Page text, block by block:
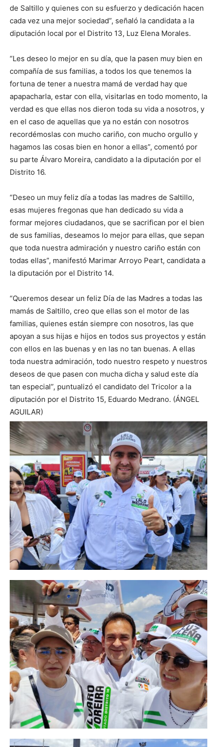
de Saltillo y quienes con su esfuerzo y dedicación hacen
cada vez una mejor sociedad”, señaló la candidata a la
diputación local por el Distrito 13, Luz Elena Morales.
“Les deseo lo mejor en su día, que la pasen muy bien en
compañía de sus familias, a todos los que tenemos la
fortuna de tener a nuestra mamá de verdad hay que
apapacharla, estar con ella, visitarlas en todo momento, la
verdad es que ellas nos dieron toda su vida a nosotros, y
en el caso de aquellas que ya no están con nosotros
recordémoslas con mucho cariño, con mucho orgullo y
hagamos las cosas bien en honor a ellas”, comentó por
su parte Álvaro Moreira, candidato a la diputación por el
Distrito 16.
“Deseo un muy feliz día a todas las madres de Saltillo,
esas mujeres fregonas que han dedicado su vida a
formar mejores ciudadanos, que se sacrifican por el bien
de sus familias, deseamos lo mejor para ellas, que sepan
que toda nuestra admiración y nuestro cariño están con
todas ellas”, manifestó Marimar Arroyo Peart, candidata a
la diputación por el Distrito 14.
“Queremos desear un feliz Día de las Madres a todas las
mamás de Saltillo, creo que ellas son el motor de las
familias, quienes están siempre con nosotros, las que
apoyan a sus hijas e hijos en todos sus proyectos y están
con ellos en las buenas y en las no tan buenas. A ellas
toda nuestra admiración, todo nuestro respeto y nuestros
deseos de que pasen con mucha dicha y salud este día
tan especial”, puntualizó el candidato del Tricolor a la
diputación por el Distrito 15, Eduardo Medrano. (ÁNGEL
AGUILAR)